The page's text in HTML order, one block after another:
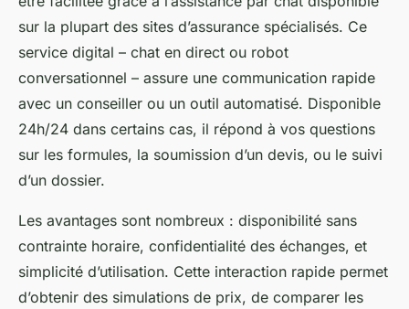
sur la plupart des sites d’assurance spécialisés. Ce
service digital – chat en direct ou robot
conversationnel – assure une communication rapide
avec un conseiller ou un outil automatisé. Disponible
24h/24 dans certains cas, il répond à vos questions
sur les formules, la soumission d’un devis, ou le suivi
d’un dossier.
Les avantages sont nombreux : disponibilité sans
contrainte horaire, confidentialité des échanges, et
simplicité d’utilisation. Cette interaction rapide permet
d’obtenir des simulations de prix, de comparer les